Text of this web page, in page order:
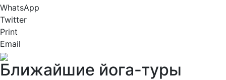
WhatsApp
Twitter
Print
Email
Ближайшие йога-туры